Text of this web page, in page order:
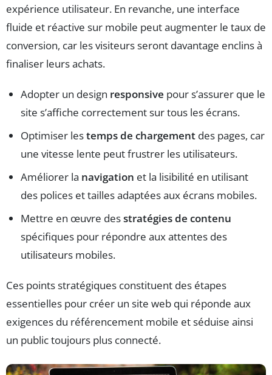
expérience utilisateur. En revanche, une interface
fluide et réactive sur mobile peut augmenter le taux de
conversion, car les visiteurs seront davantage enclins à
finaliser leurs achats.
Adopter un design responsive pour s’assurer que le
site s’affiche correctement sur tous les écrans.
Optimiser lestemps de chargement des pages, car
une vitesse lente peut frustrer les utilisateurs.
Améliorer la navigation et la lisibilité en utilisant
des polices et tailles adaptées aux écrans mobiles.
Mettre en œuvre desstratégies de contenu
spécifiques pour répondre aux attentes des
utilisateurs mobiles.
Ces points stratégiques constituent des étapes
essentielles pour créer un site web qui réponde aux
exigences du référencement mobile et séduise ainsi
un public toujours plus connecté.